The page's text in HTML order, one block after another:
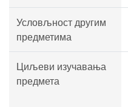
Условљност другим
предметима
Циљеви изучавања
предмета